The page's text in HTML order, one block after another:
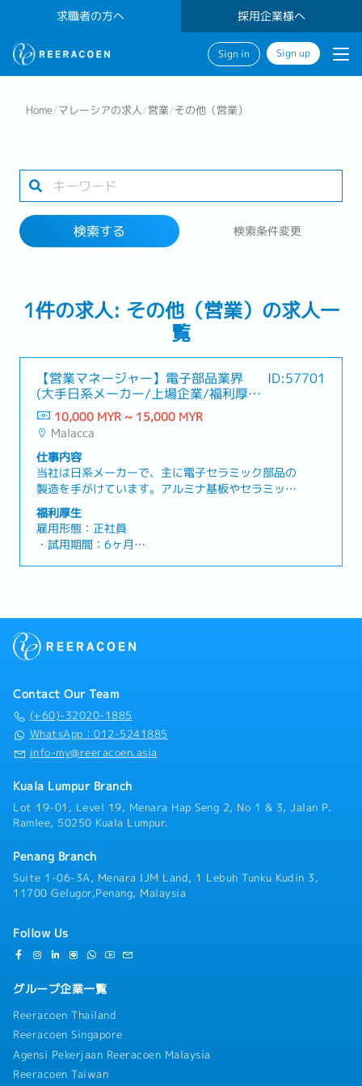
求職者の方へ 採用企業様へ
Sign in Sign up
業界
Home/マレーシアの求人/営業/その他（営業）
検索する 検索条件変更
1件の求人: その他（営業）の求人一
覧
【営業マネージャー】電子部品業界
(大手日系メーカー/上場企業/福利厚生
充実)
ID:57701
10,000 MYR ~ 15,000 MYR
Malacca
仕事内容
当社は日系メーカーで、主に電子セラミック部品の
製造を手がけています。アルミナ基板やセラミック
コンデンサ、LEDモジュール、クォーツガラスなど
を生産し、自動車や5G、IoTといった先端分野に供
給しています。品質と環境への配慮にも注力してお
り、国際認証の取得や地域社会への貢献も積極的に
行っています。【職務概要】この度、営業戦略の立
上目標達成に向けて、既存顧客との関係強化および
新規開拓を行いながら、技術・製造・物流部門など
社内関連部署との密な連携も図っていただきます。
にやりがいのあるポジションです！【業務内容】・
会社目標を達成するため営業戦力の策定・既存顧客
の管理と新規顧客の開拓・新規顧客との契約締結の
業務・技術、製造、物流部門との社内での連携・市
場、競合他社の最新動向のキャッチアップ・経営層
向けの予算、売上報告書の作成・業界イベント、展
示会の参加・営業スタッフの教育★魅力★・大手日
系上場メーカーにて、最先端の電子部品を取扱う営
業のポジション！・顧客対応から営業戦略の立案、
を磨ける環境！・現地法人の営業チームをけん引
し、日系グローバル企業の成長を支えるキーパーソ
ンとして活躍できるチャンス！
福利厚生
雇用形態：正社員
・試用期間：6ヶ月
・業績賞与：あり ※業績に応じる
・社用携帯電話：あり
・有給休暇：年間8日
【その他】
・就労ビザ取得サポートあり、費用は会社負担
・片道航空券の費用：会社負担
Contact Our Team
(+60)-32020-1885
WhatsApp：012-5241885
info-my@reeracoen.asia
Kuala Lumpur Branch
Lot 19-01, Level 19, Menara Hap Seng 2, No 1 & 3, Jalan P.
Ramlee, 50250 Kuala Lumpur.
Penang Branch
Suite 1-06-3A, Menara IJM Land, 1 Lebuh Tunku Kudin 3,
11700 Gelugor,Penang, Malaysia
Follow Us
グループ企業一覧
Reeracoen Thailand
Reeracoen Singapore
Agensi Pekerjaan Reeracoen Malaysia
Reeracoen Taiwan